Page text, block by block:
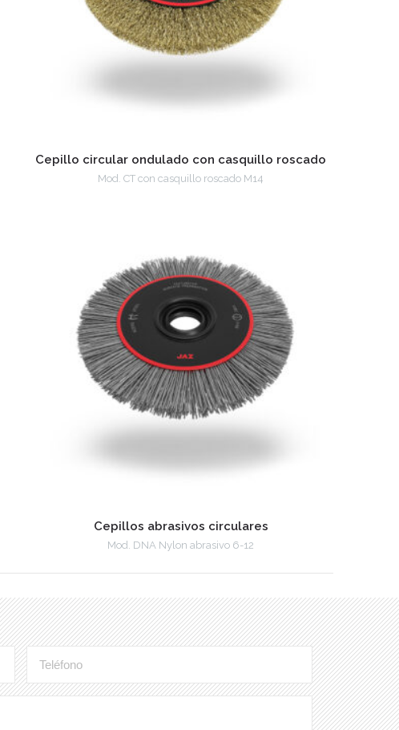
Cepillo circular ondulado con casquillo roscado
Mod. CT con casquillo roscado M14
Cepillos abrasivos circulares
Mod. DNA Nylon abrasivo 6-12